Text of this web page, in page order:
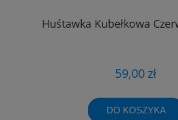
Huśtawka Kubełkowa
59,00 zł
DO KOSZYKA